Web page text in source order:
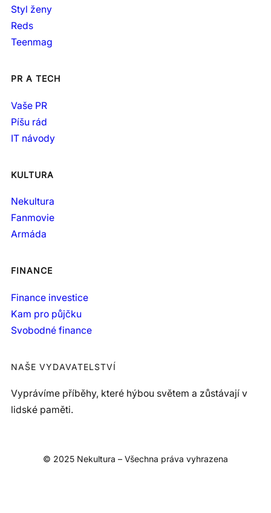
Styl ženy
Reds
Teenmag
PR A TECH
Vaše PR
Píšu rád
IT návody
KULTURA
Nekultura
Fanmovie
Armáda
FINANCE
Finance investice
Kam pro půjčku
Svobodné finance
NAŠE VYDAVATELSTVÍ
Vyprávíme příběhy, které hýbou světem a zůstávají v
lidské paměti.
© 2025 Nekultura – Všechna práva vyhrazena